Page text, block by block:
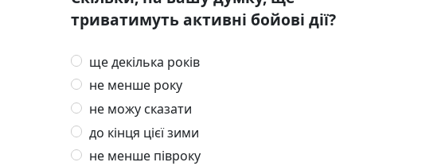
триватимуть активні бойові дії?
ще декілька років
не менше року
не можу сказати
до кінця цієї зими
не менше півроку